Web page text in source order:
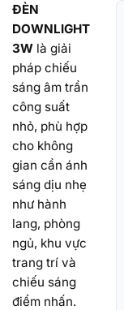
ĐÈN
DOWNLIGHT
3W là giải
pháp chiếu
sáng âm trần
công suất
nhỏ, phù hợp
cho không
gian cần ánh
sáng dịu nhẹ
như hành
lang, phòng
ngủ, khu vực
trang trí và
chiếu sáng
điểm nhấn.